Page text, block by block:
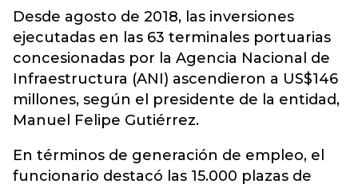
Desde agosto de 2018, las inversiones
ejecutadas en las 63 terminales portuarias
concesionadas por la Agencia Nacional de
Infraestructura (ANI) ascendieron a US$146
millones, según el presidente de la entidad,
Manuel Felipe Gutiérrez.
En términos de generación de empleo, el
funcionario destacó las 15.000 plazas de